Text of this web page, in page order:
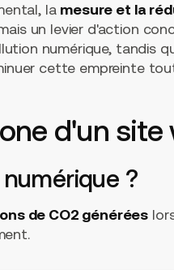
la mesure et la
un levier d'action
numérique, tandis
cette empreinte
d'un site
?
de CO2 générées